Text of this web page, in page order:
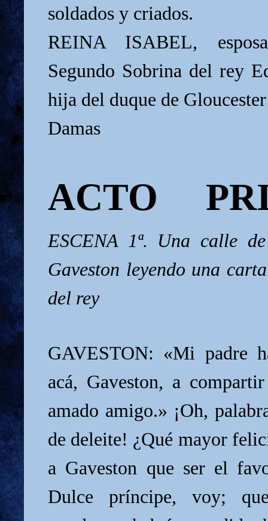
soldados y criados.
REINA ISABEL,
Segundo Sobrina del rey
hija del duque de Gloucester
Damas
ACTO
ESCENA 1ª. Una calle
Gaveston leyendo una
del rey
GAVESTON: «Mi padre
acá, Gaveston, a
amado amigo.» ¡Oh,
de deleite! ¿Qué mayor
a Gaveston que ser el
Dulce príncipe, voy;